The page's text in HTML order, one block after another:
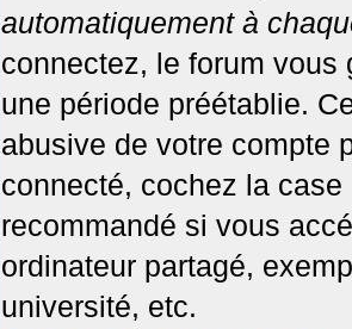
automatiquement à
connectez, le forum vous
une période préétablie.
abusive de votre compte
connecté, cochez la
recommandé si vous
ordinateur partagé,
université, etc.